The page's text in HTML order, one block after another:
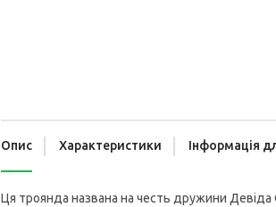
Опис Характеристики Інформація
Ця троянда названа на честь дружини Девіда